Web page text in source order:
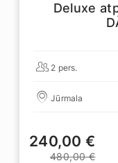
Deluxe
2 pers.
Jūrmala
240,00 €
480,00 €